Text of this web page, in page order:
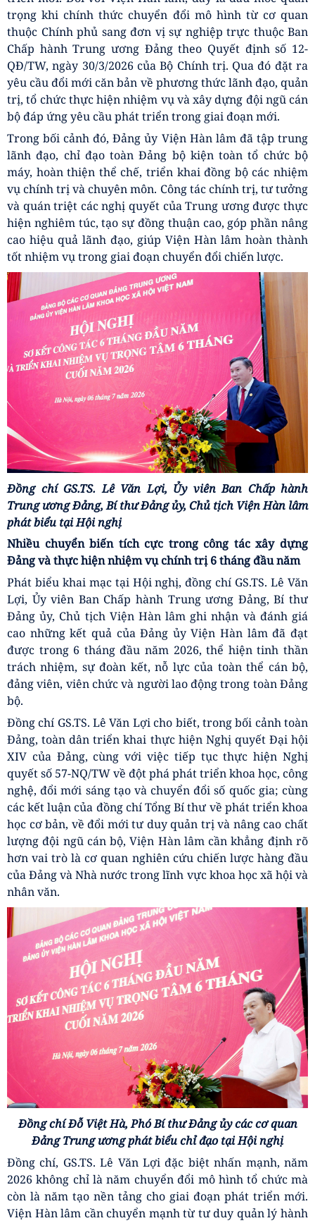
trọng khi chính thức chuyển đổi mô hình từ cơ quan
thuộc Chính phủ sang đơn vị sự nghiệp trực thuộc Ban
Chấp hành Trung ương Đảng theo Quyết định số 12-
QĐ/TW, ngày 30/3/2026 của Bộ Chính trị. Qua đó đặt ra
yêu cầu đổi mới căn bản về phương thức lãnh đạo, quản
trị, tổ chức thực hiện nhiệm vụ và xây dựng đội ngũ cán
bộ đáp ứng yêu cầu phát triển trong giai đoạn mới.
Trong bối cảnh đó, Đảng ủy Viện Hàn lâm đã tập trung
lãnh đạo, chỉ đạo toàn Đảng bộ kiện toàn tổ chức bộ
máy, hoàn thiện thể chế, triển khai đồng bộ các nhiệm
vụ chính trị và chuyên môn. Công tác chính trị, tư tưởng
và quán triệt các nghị quyết của Trung ương được thực
hiện nghiêm túc, tạo sự đồng thuận cao, góp phần nâng
cao hiệu quả lãnh đạo, giúp Viện Hàn lâm hoàn thành
tốt nhiệm vụ trong giai đoạn chuyển đổi chiến lược.
Đồng chí GS.TS. Lê Văn Lợi, Ủy viên Ban Chấp hành
Trung ương Đảng, Bí thư Đảng ủy, Chủ tịch Viện Hàn lâm
phát biểu tại Hội nghị
Nhiều chuyển biến tích cực trong công tác xây dựng
Đảng và thực hiện nhiệm vụ chính trị 6 tháng đầu năm
Phát biểu khai mạc tại Hội nghị, đồng chí GS.TS. Lê Văn
Lợi, Ủy viên Ban Chấp hành Trung ương Đảng, Bí thư
Đảng ủy, Chủ tịch Viện Hàn lâm ghi nhận và đánh giá
cao những kết quả của Đảng ủy Viện Hàn lâm đã đạt
được trong 6 tháng đầu năm 2026, thể hiện tinh thần
trách nhiệm, sự đoàn kết, nỗ lực của toàn thể cán bộ,
đảng viên, viên chức và người lao động trong toàn Đảng
bộ.
Đồng chí GS.TS. Lê Văn Lợi cho biết, trong bối cảnh toàn
Đảng, toàn dân triển khai thực hiện Nghị quyết Đại hội
XIV của Đảng, cùng với việc tiếp tục thực hiện Nghị
quyết số 57-NQ/TW về đột phá phát triển khoa học, công
nghệ, đổi mới sáng tạo và chuyển đổi số quốc gia; cùng
các kết luận của đồng chí Tổng Bí thư về phát triển khoa
học cơ bản, về đổi mới tư duy quản trị và nâng cao chất
lượng đội ngũ cán bộ, Viện Hàn lâm cần khẳng định rõ
hơn vai trò là cơ quan nghiên cứu chiến lược hàng đầu
của Đảng và Nhà nước trong lĩnh vực khoa học xã hội và
nhân văn.
Đồng chí Đỗ Việt Hà, Phó Bí thư Đảng ủy các cơ quan
Đảng Trung ương phát biểu chỉ đạo tại Hội nghị
Đồng chí, GS.TS. Lê Văn Lợi đặc biệt nhấn mạnh, năm
2026 không chỉ là năm chuyển đổi mô hình tổ chức mà
còn là năm tạo nền tảng cho giai đoạn phát triển mới.
Viện Hàn lâm cần chuyển mạnh từ tư duy quản lý hành